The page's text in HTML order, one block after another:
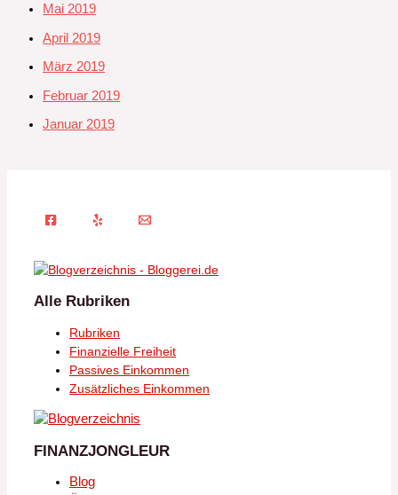
Mai 2019
April 2019
März 2019
Februar 2019
Januar 2019
Alle Rubriken
Rubriken
Finanzielle Freiheit
Passives Einkommen
Zusätzliches Einkommen
FINANZJONGLEUR
Blog